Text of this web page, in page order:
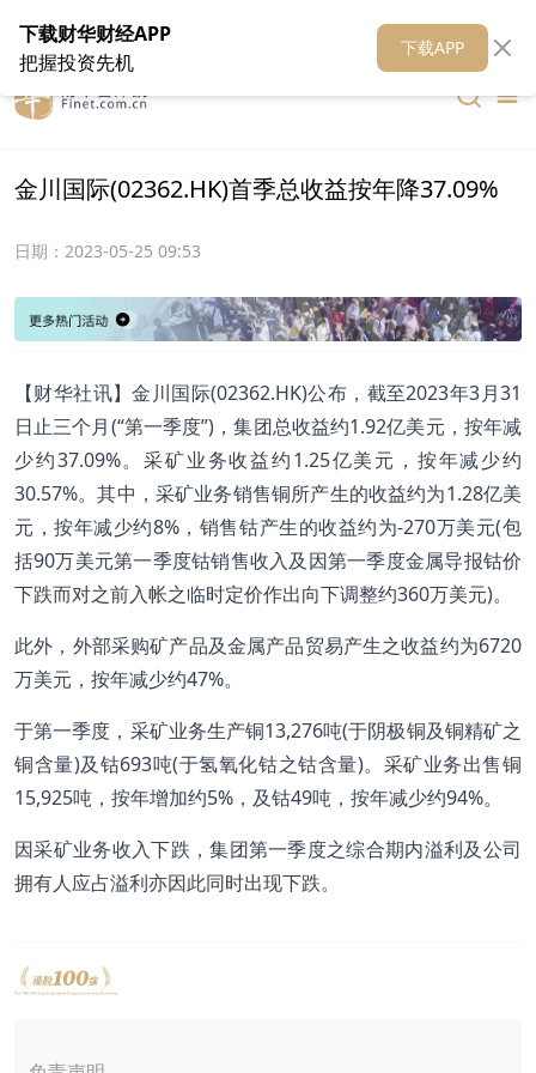
在线客服 关于我们 财华媒体矩阵 财华智库
金川国际(02362.HK)首季总收益按年降37.09%
日期： 2023-05-25 09:53
【财华社讯】金川国际(02362.HK)公布，截至2023年3月31
日止三个月(“第一季度”)，集团总收益约1.92亿美元，按年减
少约37.09%。采矿业务收益约1.25亿美元，按年减少约
30.57%。其中，采矿业务销售铜所产生的收益约为1.28亿美
元，按年减少约8%，销售钴产生的收益约为-270万美元(包
括90万美元第一季度钴销售收入及因第一季度金属导报钴价
下跌而对之前入帐之临时定价作出向下调整约360万美元)。
此外，外部采购矿产品及金属产品贸易产生之收益约为6720
万美元，按年减少约47%。
于第一季度，采矿业务生产铜13,276吨(于阴极铜及铜精矿之
铜含量)及钴693吨(于氢氧化钴之钴含量)。采矿业务出售铜
15,925吨，按年增加约5%，及钴49吨，按年减少约94%。
因采矿业务收入下跌，集团第一季度之综合期内溢利及公司
拥有人应占溢利亦因此同时出现下跌。
下载财华财经APP
把握投资先机
下载APP